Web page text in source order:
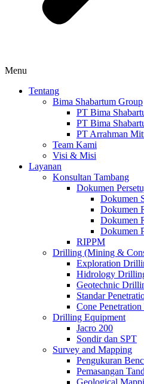
Menu
Tentang
Bima Shabartum Group
PT Bima
PT Bima
PT Arrahman
Team Kami
Visi & Misi
Layanan
Konsultan Tambang
Dokumen
Dokumen
Dokumen
Dokumen
Dokumen
RIPPM
Drilling (Mining &
Exploration
Hidrology
Geotechnic
Standar
Cone
Drilling Equipment
Jacro 200
Sondir dan SPT
Survey and Mapping
Pengukuran
Pemasangan
Geological